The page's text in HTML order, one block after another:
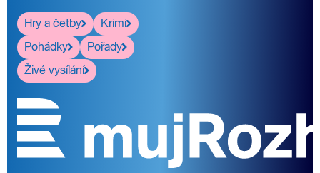
Hry a četby
Krimi
Pohádky
Pořady
Živé vysílání